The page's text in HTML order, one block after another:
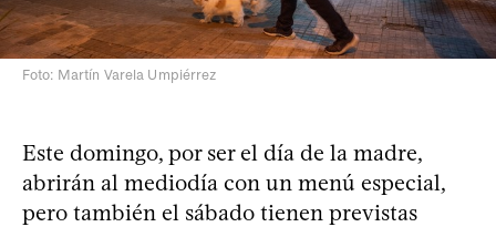
Foto: Martín Varela Umpiérrez
Este domingo, por ser el día de la madre,
abrirán al mediodía con un menú especial,
pero también el sábado tienen previstas